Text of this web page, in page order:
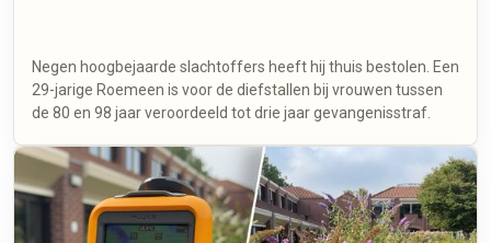
Negen hoogbejaarde slachtoffers heeft hij thuis bestolen. Een
29-jarige Roemeen is voor de diefstallen bij vrouwen tussen
de 80 en 98 jaar veroordeeld tot drie jaar gevangenisstraf.